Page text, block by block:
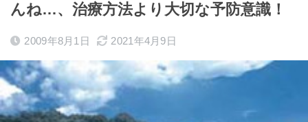
んね…、治療方法より大切な予防意識！
2009年8月1日 2021年4月9日